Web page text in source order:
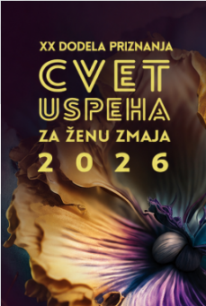
LEPA Preduzetnička